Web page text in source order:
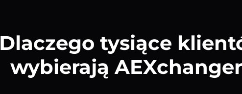
Dlaczego tysiące
wybierają